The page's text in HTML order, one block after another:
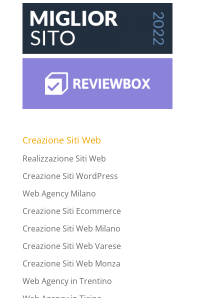
Creazione Siti Web
Realizzazione Siti Web
Creazione Siti WordPress
Web Agency Milano
Creazione Siti Ecommerce
Creazione Siti Web Milano
Creazione Siti Web Varese
Creazione Siti Web Monza
Web Agency in Trentino